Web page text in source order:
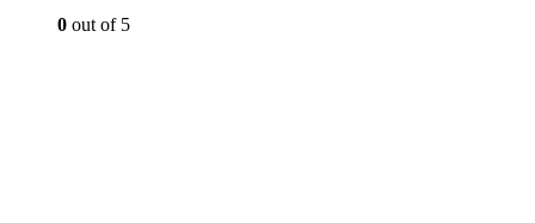
0 out of 5